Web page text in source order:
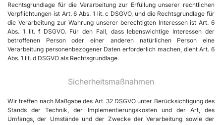
Rechtsgrundlage für die Verarbeitung zur Erfüllung unserer rechtlichen
Verpflichtungen ist Art. 6 Abs. 1 lit. c DSGVO, und die Rechtsgrundlage für
die Verarbeitung zur Wahrung unserer berechtigten Interessen ist Art. 6
Abs. 1 lit. f DSGVO. Für den Fall, dass lebenswichtige Interessen der
betroffenen Person oder einer anderen natürlichen Person eine
Verarbeitung personenbezogener Daten erforderlich machen, dient Art. 6
Abs. 1 lit. d DSGVO als Rechtsgrundlage.
Sicherheitsmaßnahmen
Wir treffen nach Maßgabe des Art. 32 DSGVO unter Berücksichtigung des
Stands der Technik, der Implementierungskosten und der Art, des
Umfangs, der Umstände und der Zwecke der Verarbeitung sowie der